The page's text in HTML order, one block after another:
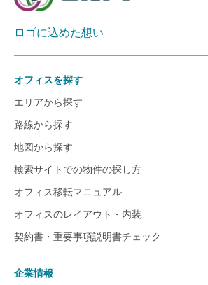
ロゴに込めた想い
オフィスを探す
エリアから探す
路線から探す
地図から探す
検索サイトでの物件の探し方
オフィス移転マニュアル
オフィスのレイアウト・内装
契約書・重要事項説明書チェック
企業情報